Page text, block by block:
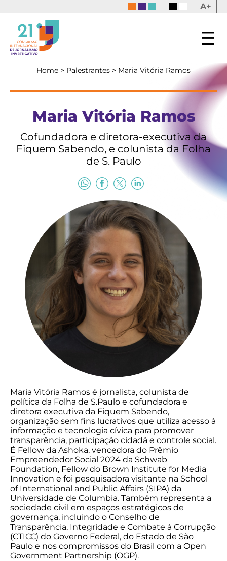
A+
Home > Palestrantes > Maria Vitória Ramos
Maria Vitória Ramos
Cofundadora e diretora-executiva da
Fiquem Sabendo, e colunista da Folha
de S. Paulo
Maria Vitória Ramos é jornalista, colunista de
política da Folha de S.Paulo e cofundadora e
diretora executiva da Fiquem Sabendo,
organização sem fins lucrativos que utiliza acesso à
informação e tecnologia cívica para promover
transparência, participação cidadã e controle social.
É Fellow da Ashoka, vencedora do Prêmio
Empreendedor Social 2024 da Schwab
Foundation, Fellow do Brown Institute for Media
Innovation e foi pesquisadora visitante na School
of International and Public Affairs (SIPA) da
Universidade de Columbia. Também representa a
sociedade civil em espaços estratégicos de
governança, incluindo o Conselho de
Transparência, Integridade e Combate à Corrupção
(CTICC) do Governo Federal, do Estado de São
Paulo e nos compromissos do Brasil com a Open
Government Partnership (OGP).